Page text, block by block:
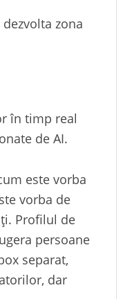
zona
în timp real
de AI.
este vorba
vorba de
Profilul de
persoane
separat,
dar